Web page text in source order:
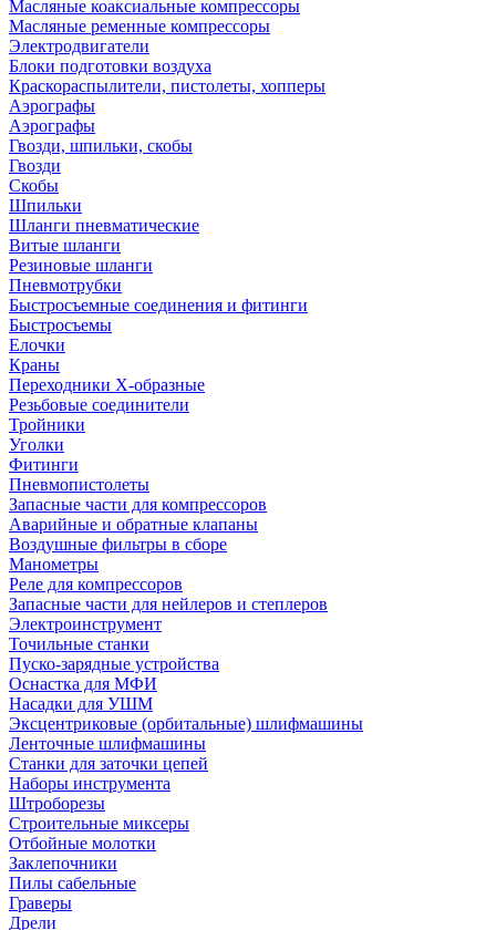
Масляные коаксиальные компрессоры
Масляные ременные компрессоры
Электродвигатели
Блоки подготовки воздуха
Краскораспылители, пистолеты, хопперы
Аэрографы
Аэрографы
Гвозди, шпильки, скобы
Гвозди
Скобы
Шпильки
Шланги пневматические
Витые шланги
Резиновые шланги
Пневмотрубки
Быстросъемные соединения и фитинги
Быстросъемы
Елочки
Краны
Переходники Х-образные
Резьбовые соединители
Тройники
Уголки
Фитинги
Пневмопистолеты
Запасные части для компрессоров
Аварийные и обратные клапаны
Воздушные фильтры в сборе
Манометры
Реле для компрессоров
Запасные части для нейлеров и степлеров
Электроинструмент
Точильные станки
Пуско-зарядные устройства
Оснастка для МФИ
Насадки для УШМ
Эксцентриковые (орбитальные) шлифмашины
Ленточные шлифмашины
Станки для заточки цепей
Наборы инструмента
Штроборезы
Строительные миксеры
Отбойные молотки
Заклепочники
Пилы сабельные
Граверы
Дрели